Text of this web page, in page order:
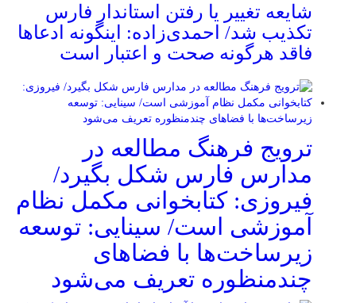
شایعه تغییر یا رفتن استاندار فارس
تکذیب شد/ احمدی‌زاده: اینگونه ادعاها
فاقد هرگونه صحت و اعتبار است
ترویج فرهنگ مطالعه در
مدارس فارس شکل بگیرد/
فیروزی: کتابخوانی مکمل نظام
آموزشی است/ سینایی: توسعه
زیرساخت‌ها با فضاهای
چندمنظوره تعریف می‌شود